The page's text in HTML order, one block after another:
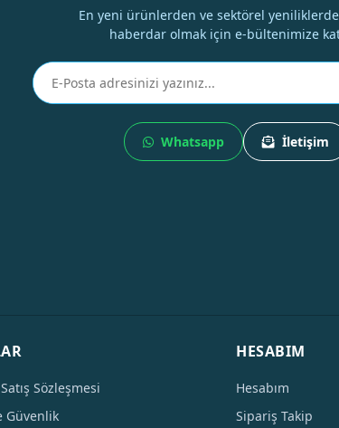
En yeni ürünlerden ve sektörel
haberdar olmak için e-bültenimize
Whatsapp İletişim
Sözleşmesi
Güvenlik
HESABIM
Hesabım
Sipariş Takip